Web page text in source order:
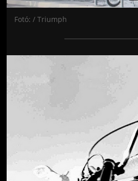
Fotó: / Triumph